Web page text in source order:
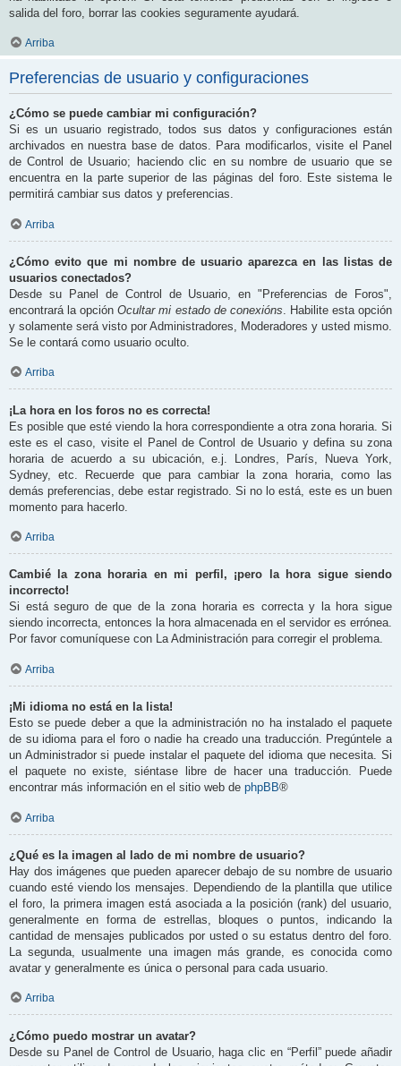
salida del foro, borrar las cookies seguramente ayudará.
Arriba
Preferencias de usuario y configuraciones
¿Cómo se puede cambiar mi configuración?
Si es un usuario registrado, todos sus datos y configuraciones están
archivados en nuestra base de datos. Para modificarlos, visite el Panel
de Control de Usuario; haciendo clic en su nombre de usuario que se
encuentra en la parte superior de las páginas del foro. Este sistema le
permitirá cambiar sus datos y preferencias.
Arriba
¿Cómo evito que mi nombre de usuario aparezca en las listas de
usuarios conectados?
Desde su Panel de Control de Usuario, en "Preferencias de Foros",
encontrará la opciónOcultar mi estado de conexións . Habilite esta opción
y solamente será visto por Administradores, Moderadores y usted mismo.
Se le contará como usuario oculto.
Arriba
¡La hora en los foros no es correcta!
Es posible que esté viendo la hora correspondiente a otra zona horaria. Si
este es el caso, visite el Panel de Control de Usuario y defina su zona
horaria de acuerdo a su ubicación, e.j. Londres, París, Nueva York,
Sydney, etc. Recuerde que para cambiar la zona horaria, como las
demás preferencias, debe estar registrado. Si no lo está, este es un buen
momento para hacerlo.
Arriba
Cambié la zona horaria en mi perfil, ¡pero la hora sigue siendo
incorrecto!
Si está seguro de que de la zona horaria es correcta y la hora sigue
siendo incorrecta, entonces la hora almacenada en el servidor es errónea.
Por favor comuníquese con La Administración para corregir el problema.
Arriba
¡Mi idioma no está en la lista!
Esto se puede deber a que la administración no ha instalado el paquete
de su idioma para el foro o nadie ha creado una traducción. Pregúntele a
un Administrador si puede instalar el paquete del idioma que necesita. Si
el paquete no existe, siéntase libre de hacer una traducción. Puede
encontrar más información en el sitio web de phpBB®
Arriba
¿Qué es la imagen al lado de mi nombre de usuario?
Hay dos imágenes que pueden aparecer debajo de su nombre de usuario
cuando esté viendo los mensajes. Dependiendo de la plantilla que utilice
el foro, la primera imagen está asociada a la posición (rank) del usuario,
generalmente en forma de estrellas, bloques o puntos, indicando la
cantidad de mensajes publicados por usted o su estatus dentro del foro.
La segunda, usualmente una imagen más grande, es conocida como
avatar y generalmente es única o personal para cada usuario.
Arriba
¿Cómo puedo mostrar un avatar?
Desde su Panel de Control de Usuario, haga clic en “Perfil” puede añadir